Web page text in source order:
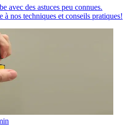
avec des astuces peu connues.
à nos techniques et conseils pratiques!